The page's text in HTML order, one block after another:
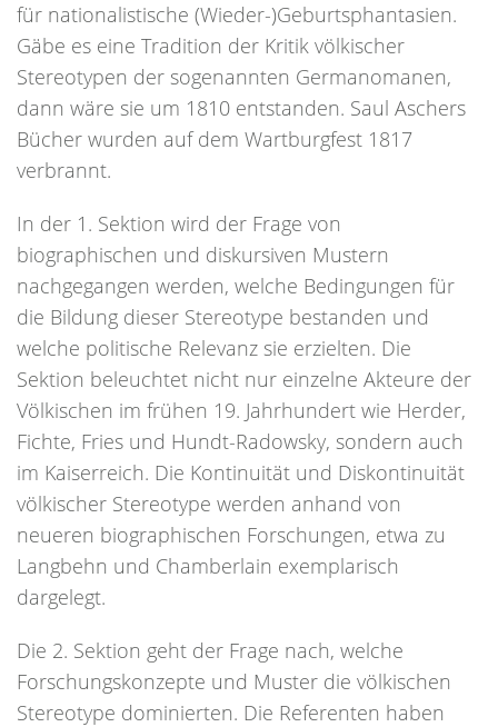
für nationalistische (Wieder-)Geburtsphantasien.
Gäbe es eine Tradition der Kritik völkischer
Stereotypen der sogenannten Germanomanen,
dann wäre sie um 1810 entstanden. Saul Aschers
Bücher wurden auf dem Wartburgfest 1817
verbrannt.
In der 1. Sektion wird der Frage von
biographischen und diskursiven Mustern
nachgegangen werden, welche Bedingungen für
die Bildung dieser Stereotype bestanden und
welche politische Relevanz sie erzielten. Die
Sektion beleuchtet nicht nur einzelne Akteure der
Völkischen im frühen 19. Jahrhundert wie Herder,
Fichte, Fries und Hundt-Radowsky, sondern auch
im Kaiserreich. Die Kontinuität und Diskontinuität
völkischer Stereotype werden anhand von
neueren biographischen Forschungen, etwa zu
Langbehn und Chamberlain exemplarisch
dargelegt.
Die 2. Sektion geht der Frage nach, welche
Forschungskonzepte und Muster die völkischen
Stereotype dominierten. Die Referenten haben